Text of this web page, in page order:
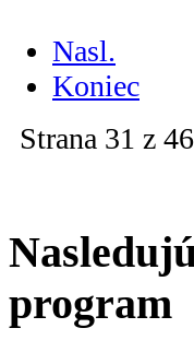
Nasl.
Koniec
Strana 31 z 46
program